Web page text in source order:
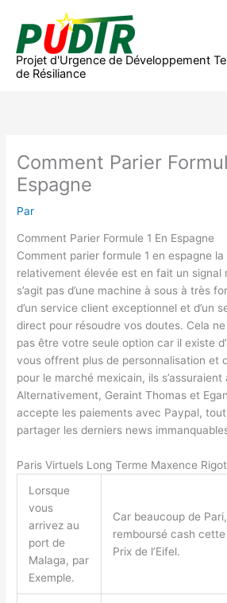
contenu
Projet d'Urgence de Développement
de Résiliance
Comment Parier
Espagne
Par
Comment Parier Formule 1 En Espagne
Comment parier formule 1 en espagne la
relativement élevée est en fait un signal
s’agit pas d’une machine à sous à très
d’un service client exceptionnel et d’un
direct pour résoudre vos doutes. Cela
pas être votre seule option car il existe
vous offrent plus de personnalisation et
pour le marché mexicain, ils s’assuraient
Alternativement, Geraint Thomas et
accepte les paiements avec Paypal,
partager les derniers news
Paris Virtuels Long Terme Maxence
Lorsque
vous
arrivez au
port de
Malaga, par
Exemple.
Car beaucoup de
remboursé cash
Prix de l’Eifel.